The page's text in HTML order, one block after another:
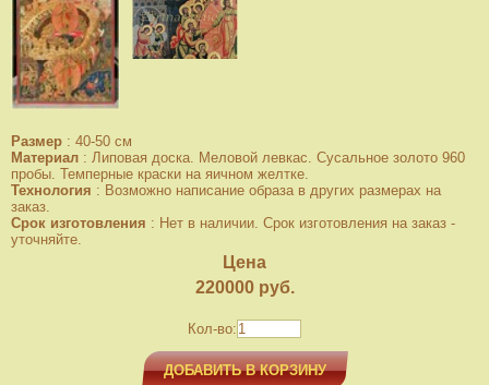
Размер : 40-50 см
Материал : Липовая доска. Меловой левкас. Сусальное золото 960
пробы. Темперные краски на яичном желтке.
Технология : Возможно написание образа в других размерах на
заказ.
Срок изготовления : Нет в наличии. Срок изготовления на заказ -
уточняйте.
Цена
220000руб.
Кол-во:
ДОБАВИТЬ В КОРЗИНУ